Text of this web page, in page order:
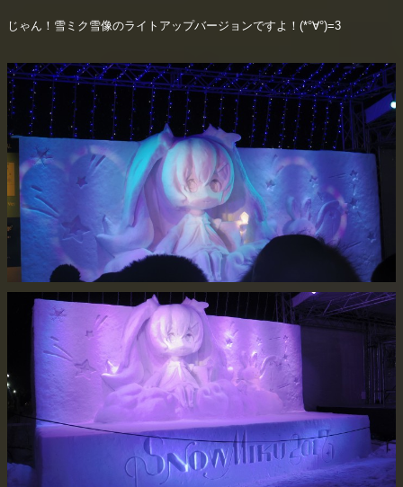
じゃん！雪ミク雪像のライトアップバージョンですよ！(*°∀°)=3